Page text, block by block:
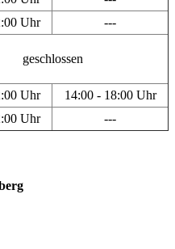
Uhr ---
geschlossen
Uhr
14:00 - 18:00 Uhr
Uhr ---